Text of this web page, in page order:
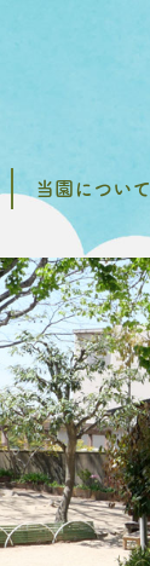
当園について